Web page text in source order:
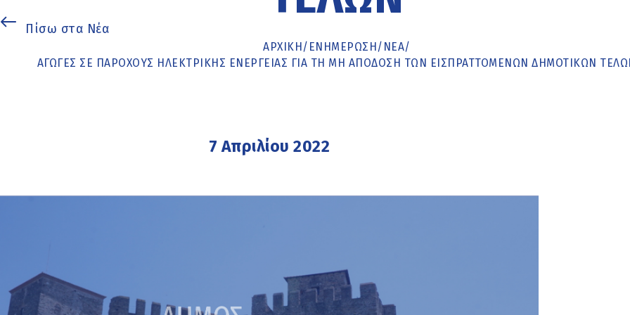
Πίσω στα Νέα
ΑΡΧΙΚΉ/ ΕΝΗΜΈΡΩΣΗ/ ΝΕΑ/
ΑΓΩΓΈΣ ΣΕ ΠΑΡΌΧΟΥΣ ΗΛΕΚΤΡΙΚΉΣ ΕΝΈΡΓΕΙΑΣ ΓΙΑ ΤΗ ΜΗ ΑΠΌΔΟΣΗ ΤΩΝ ΕΙΣΠΡΑΤΤΌΜΕΝΩΝ ΔΗΜΟΤΙΚΏΝ
7 Απριλίου 2022